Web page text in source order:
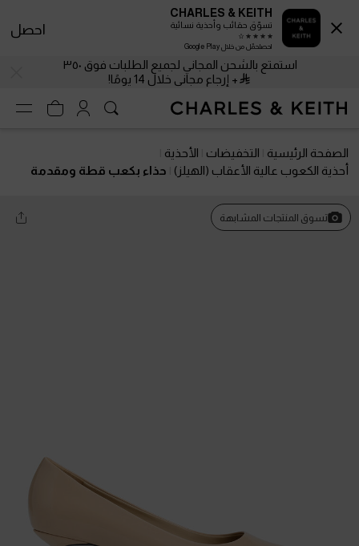
استمتع بالشحن المجاني لجميع الطلبات فوق ٣٥٠
+ إرجاع مجاني خلال 14 يومًا!
الصفحة الرئيسية التخفيضات
الأحذية
أحذية الكعوب عالية الأعقاب (الهيلز)
حذاء بكعب قطة ومقدمة
تسوق المنتجات المشابهة
CHARLES & KEITH
تسوّق حقائب وأحذية نسائية
احصلحمّل من خلال Google Play
احصل